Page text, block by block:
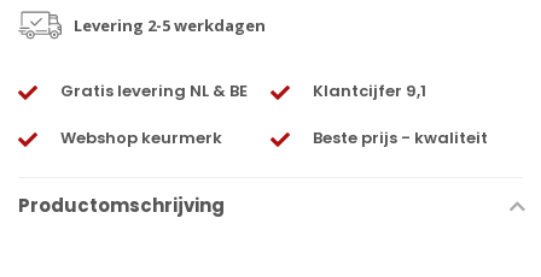
Levering 2-5 werkdagen
Gratis levering NL & BE Klantcijfer 9,1
Webshop keurmerk Beste prijs - kwaliteit
Productomschrijving